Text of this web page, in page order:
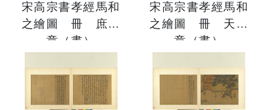
宋高宗書孝經馬和
之繪圖 冊 庶人
章（畫）
宋高宗書孝經馬和
之繪圖 冊 天子
章（書）